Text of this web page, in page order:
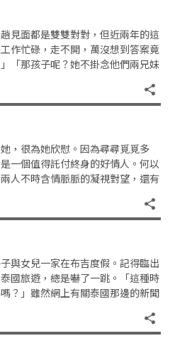
見面都是雙雙對對，但近兩年的這
作忙碌，走不開，萬沒想到答案竟
「那孩子呢？她不掛念他們兩兄妹
，很為她欣慰。因為尋尋覓覓多
一個值得託付終身的好情人。何以
人不時含情脈脈的凝視對望，還有
與女兒一家在布吉度假。記得臨出
國旅遊，總是嚇了一跳。「這種時
？」雖然網上有關泰國那邊的新聞